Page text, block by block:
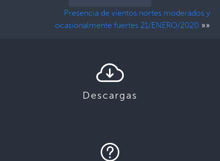
Presencia de vientos nortes moderados y
ocasionalmente fuertes 21/ENERO/2020 »»
Descargas